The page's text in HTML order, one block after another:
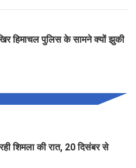
हिमाचल पुलिस के सामने क्यों झुकी
शिमला की रात, 20 दिसंबर से